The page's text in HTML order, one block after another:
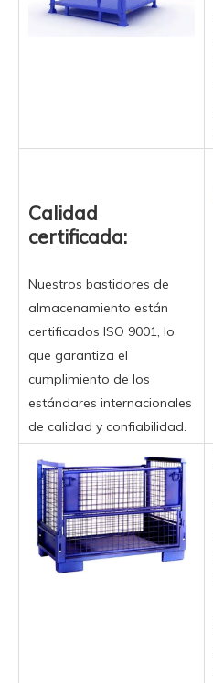
Calidad
certificada:
Nuestros bastidores de
almacenamiento están
certificados ISO 9001, lo
que garantiza el
cumplimiento de los
estándares internacionales
de calidad y confiabilidad.